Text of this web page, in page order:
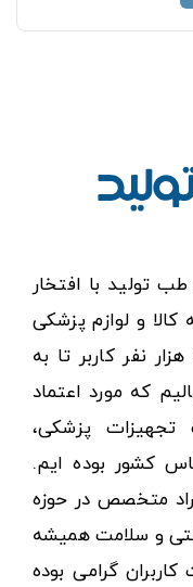
تولید با افتخار
کالا و لوازم پزشکی
توانسته مورد اعتماد بیش از ۱۲۰ هزار نفر کاربر تا به
که مورد اعتماد
تجهیزات پزشکی،
کشور بوده ایم.
متخصص در حوزه
و سلامت همیشه
گرامی بوده